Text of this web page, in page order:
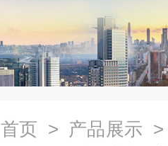
首页 > 产品展示